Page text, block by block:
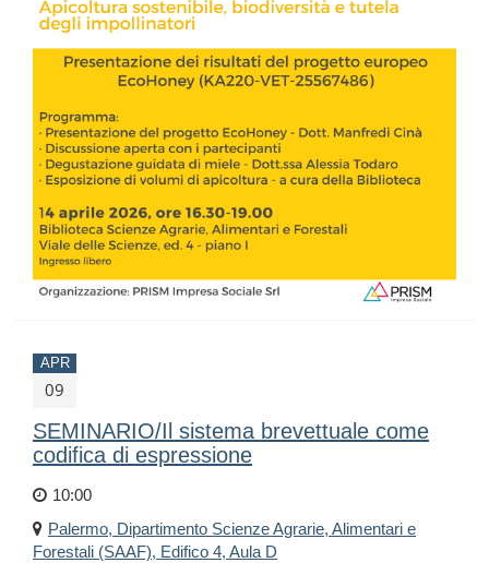
APR
09
SEMINARIO/Il sistema brevettuale come
codifica di espressione
10:00
Palermo, Dipartimento Scienze Agrarie, Alimentari e
Forestali (SAAF), Edifico 4, Aula D